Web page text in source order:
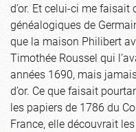
d’or. Et celui-ci me
généalogiques de
que la maison Philibert
Timothée Roussel qui
années 1690, mais
d’or. Ce que faisait
les papiers de 1786 du
France, elle découvrait